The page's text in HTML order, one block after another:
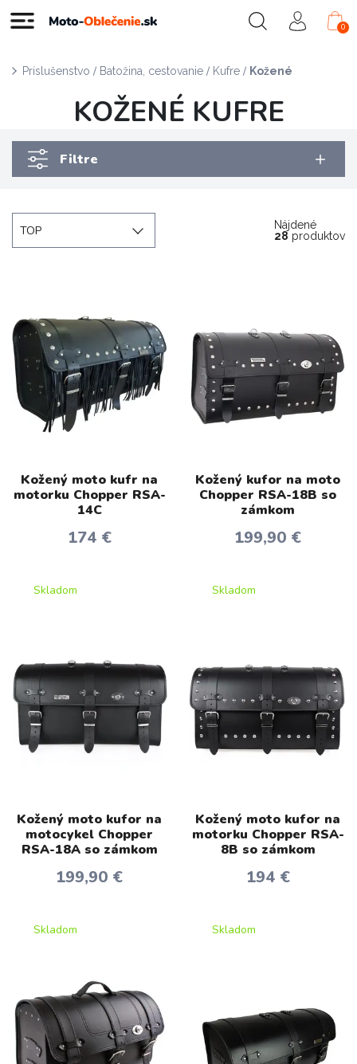
0
Príslušenstvo / Batožina, cestovanie / Kufre / Kožené
KOŽENÉ KUFRE
Filtre
Nájdené
28 produktov
TOP
Kožený moto kufr na
motorku Chopper RSA-
14C
174 €
Skladom
Kožený kufor na moto
Chopper RSA-18B so
zámkom
199,90 €
Skladom
Kožený moto kufor na
motocykel Chopper
RSA-18A so zámkom
199,90 €
Skladom
Kožený moto kufor na
motorku Chopper RSA-
8B so zámkom
194 €
Skladom